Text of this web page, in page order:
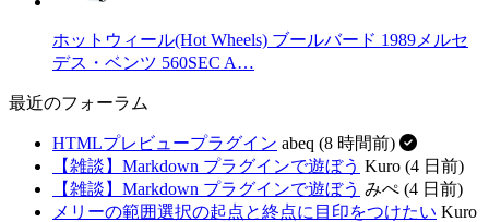
ホットウィール(Hot Wheels) ブールバード 1989メルセ
デス・ベンツ 560SEC A…
最近のフォーラム
HTMLプレビュープラグイン abeq (8 時間前)
【雑談】Markdown プラグインで遊ぼう Kuro (4 日前)
【雑談】Markdown プラグインで遊ぼう みぺ (4 日前)
メリーの範囲選択の起点と終点に目印をつけたい Kuro